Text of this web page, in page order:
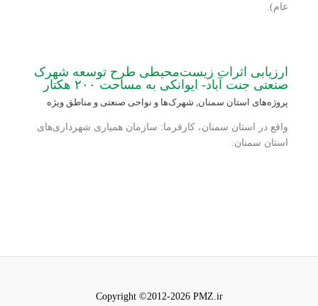
عام).
ارزیابی اثرات زیست‌محیطی طرح توسعه شهرک
صنعتی جنت آباد- ایوانکی به مساحت ۲۰۰ هکتار
پروژه‌های استان سمنان, شهرک‌ها و نواحی صنعتی و مناطق ویژه
واقع در استان سمنان، کارفرما: سازمان همیاری شهرداری‌های
استان سمنان.
Copyright ©2012-2026 PMZ.ir